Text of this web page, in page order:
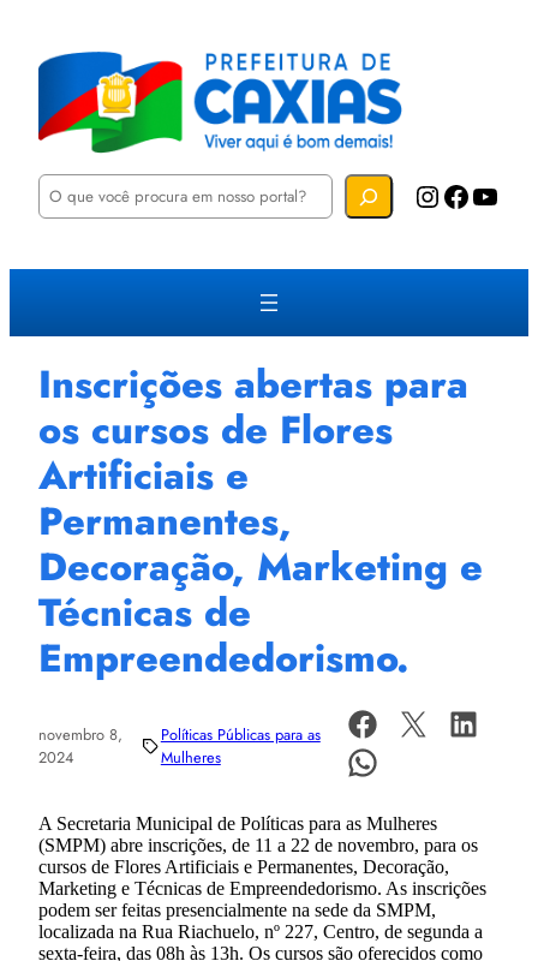
P
u
a
Instagram Facebook YouTube
Inscrições abertas para
os cursos de Flores
Artificiais e
Permanentes,
Decoração, Marketing e
Técnicas de
Empreendedorismo.
novembro 8,
2024
Políticas Públicas para as
Mulheres
A Secretaria Municipal de Políticas para as Mulheres
(SMPM) abre inscrições, de 11 a 22 de novembro, para os
cursos de Flores Artificiais e Permanentes, Decoração,
Marketing e Técnicas de Empreendedorismo. As inscrições
podem ser feitas presencialmente na sede da SMPM,
localizada na Rua Riachuelo, nº 227, Centro, de segunda a
sexta-feira, das 08h às 13h. Os cursos são oferecidos como